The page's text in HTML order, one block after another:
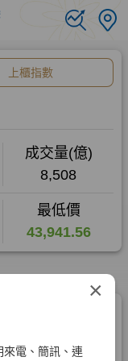
×
來電、簡訊、連